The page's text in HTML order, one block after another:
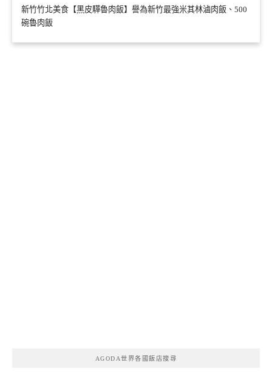
新竹竹北美食【黑皮驊魯肉飯】譽為新竹最強米其林滷肉飯、500
碗魯肉飯
AGODA世界各國飯店搜尋